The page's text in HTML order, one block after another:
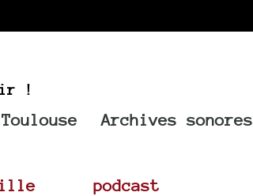
!
Archives sonores
podcast